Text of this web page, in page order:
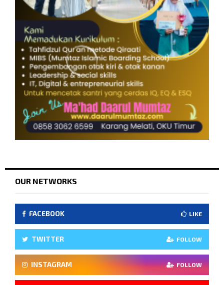
OUR NETWORKS
FACEBOOK LIKE
TWITTER FOLLOW
INSTAGRAM FOLLOW